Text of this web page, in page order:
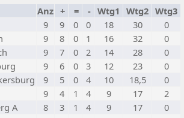
Anz + = - Wtg1 Wtg2 Wtg3
9 9 0 0 18 30
0
9 8 0 1 16 32
0
9 7 0 2 14 28
0
9 6 0 3 12 23
0
9 5 0 4 10 18,5
0
9 4 1 4 9 17
2
A 8 3 1 4 9 17
0